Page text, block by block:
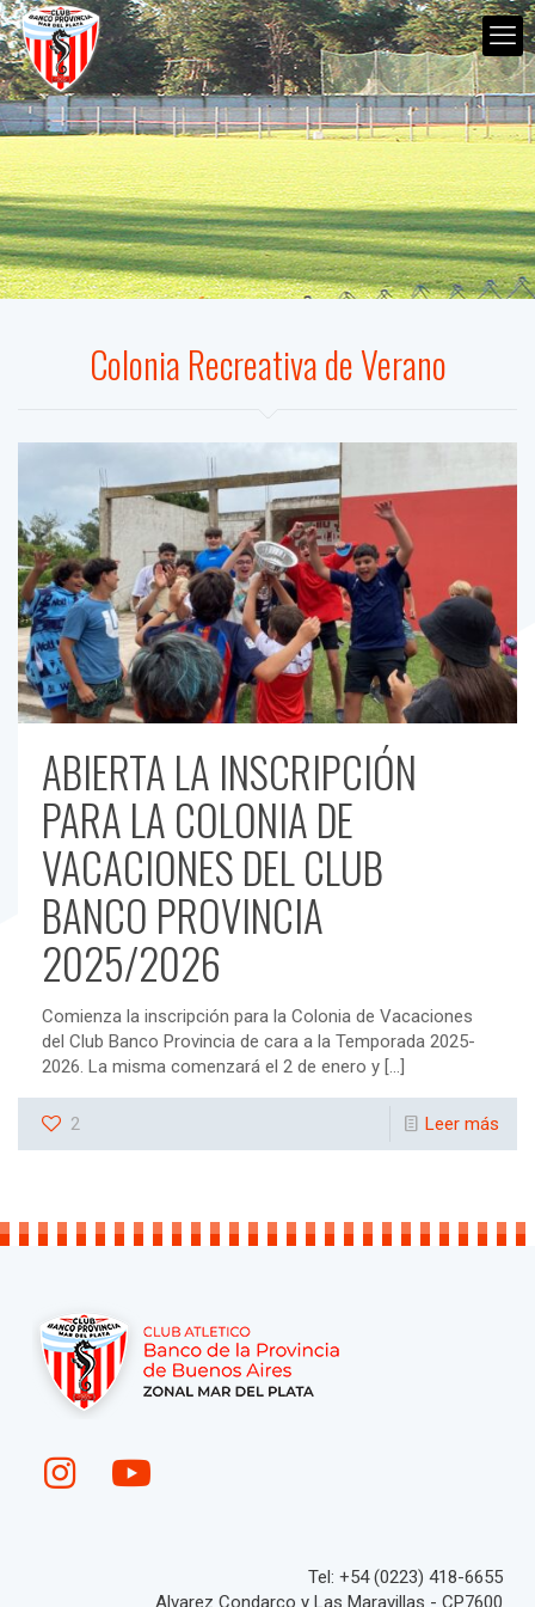
Colonia Recreativa de Verano
ABIERTA LA INSCRIPCIÓN
PARA LA COLONIA DE
VACACIONES DEL CLUB
BANCO PROVINCIA
2025/2026
Comienza la inscripción para la Colonia de Vacaciones
del Club Banco Provincia de cara a la Temporada 2025-
2026. La misma comenzará el 2 de enero y […]
2 Leer más
Tel: +54 (0223) 418-6655
Alvarez Condarco y Las Maravillas - CP7600